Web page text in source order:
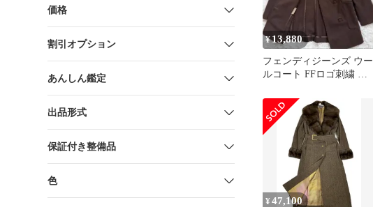
価格
割引オプション
あんしん鑑定
出品形式
保証付き整備品
色
¥13,880
フェンディジーンズ ウー
ルコート FFロゴ刺繍 イ
品
¥47,100